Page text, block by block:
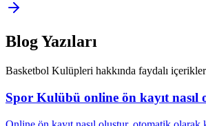
Blog Yazıları
Basketbol Kulüpleri hakkında faydalı
Spor Kulübü online ön kayıt nasıl